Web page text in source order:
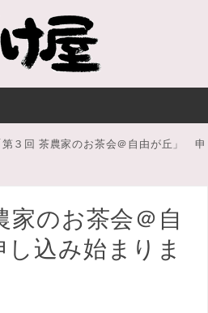
第３回 茶農家のお茶会＠自由が丘」 申
家のお茶会＠自
込み始まりま